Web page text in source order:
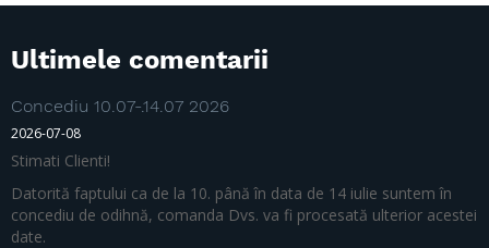
Ultimele comentarii
Concediu 10.07-.14.07 2026
2026-07-08
Stimati Clienti!
Datorită faptului ca de la 10. până în data de 14 iulie suntem în
concediu de odihnă, comanda Dvs. va fi procesată ulterior acestei
date.